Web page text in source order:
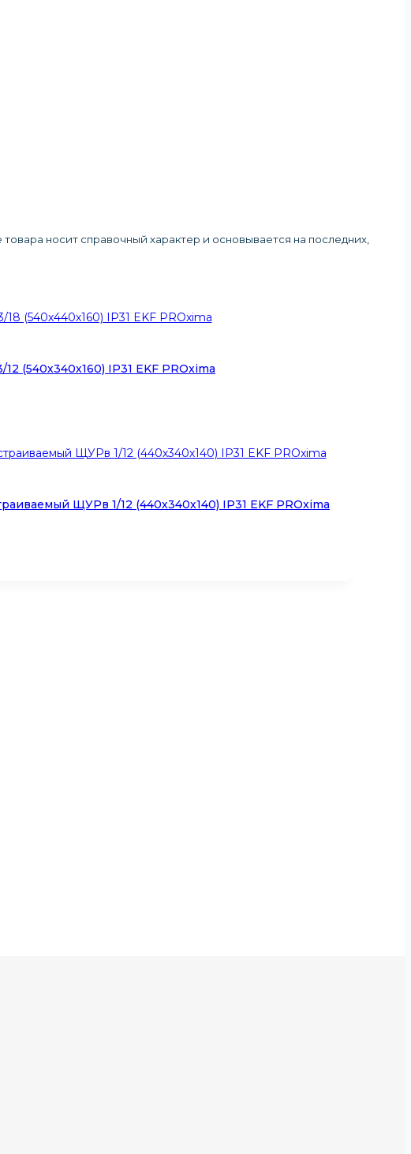
носит справочный характер и основывается на последних,
(540х340х160) IP31 EKF PROxima
ЩУРв 1/12 (440х340х140) IP31 EKF PROxima